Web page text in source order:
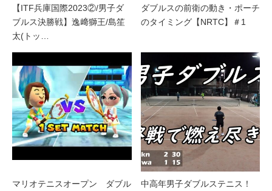
【ITF兵庫国際2023②/男子ダ
ブルス決勝戦】逸﨑獅王/島笙
太(トッ…
ダブルスの前衛の動き・ポーチ
のタイミング【NRTC】＃1
マリオテニスオープン ダブル
中高年男子ダブルステニス！